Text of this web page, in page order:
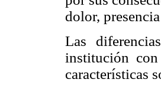
dolor,
Las
institución
características